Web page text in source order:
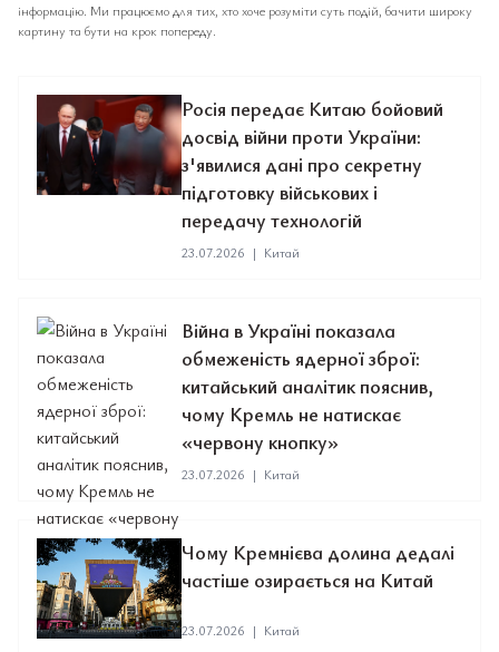
інформацію. Ми працюємо для тих, хто хоче розуміти суть подій, бачити широку
картину та бути на крок попереду.
Росія передає Китаю бойовий
досвід війни проти України:
з'явилися дані про секретну
підготовку військових і
передачу технологій
23.07.2026 | Китай
Війна в Україні показала
обмеженість ядерної зброї:
китайський аналітик пояснив,
чому Кремль не натискає
«червону кнопку»
23.07.2026 | Китай
Чому Кремнієва долина дедалі
частіше озирається на Китай
23.07.2026 | Китай